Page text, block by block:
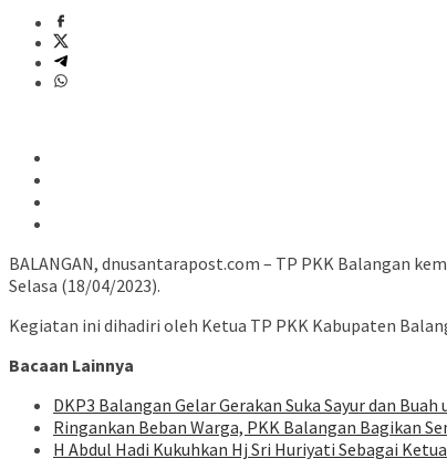
BALANGAN, dnusantarapost.com – TP PKK Balangan
Selasa (18/04/2023).
Kegiatan ini dihadiri oleh Ketua TP PKK Kabupaten
Bacaan Lainnya
DKP3 Balangan Gelar Gerakan Suka Sayur dan
Ringankan Beban Warga, PKK Balangan Bagikan
H Abdul Hadi Kukuhkan Hj Sri Huriyati Sebagai